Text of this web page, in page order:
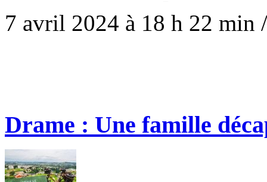
7 avril 2024 à 18 h 22 min
Drame : Une famille